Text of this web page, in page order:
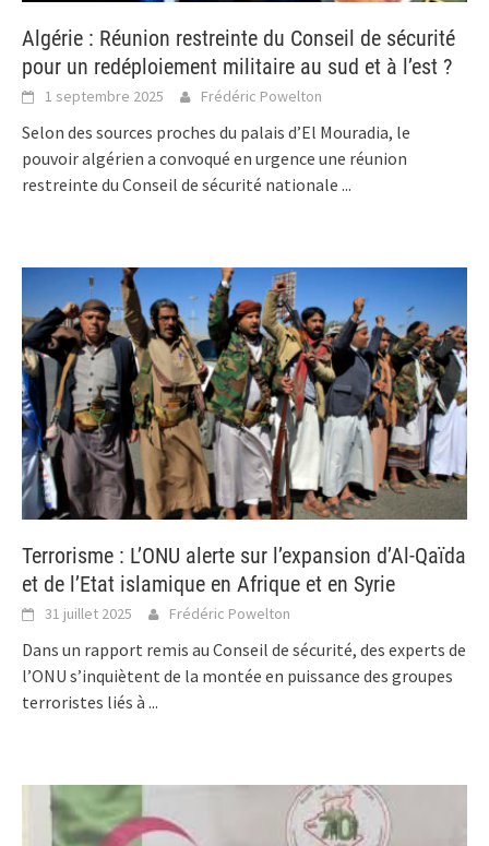
Algérie : Réunion restreinte du Conseil de sécurité
pour un redéploiement militaire au sud et à l’est ?
1 septembre 2025 Frédéric Powelton
Selon des sources proches du palais d’El Mouradia, le
pouvoir algérien a convoqué en urgence une réunion
restreinte du Conseil de sécurité nationale ...
Terrorisme : L’ONU alerte sur l’expansion d’Al-Qaïda
et de l’Etat islamique en Afrique et en Syrie
31 juillet 2025 Frédéric Powelton
Dans un rapport remis au Conseil de sécurité, des experts de
l’ONU s’inquiètent de la montée en puissance des groupes
terroristes liés à ...